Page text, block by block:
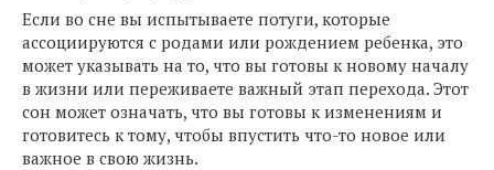
Если во сне вы испытываете потуги, которые
ассоциируются с родами или рождением ребенка, это
может указывать на то, что вы готовы к новому началу
в жизни или переживаете важный этап перехода. Этот
сон может означать, что вы готовы к изменениям и
готовитесь к тому, чтобы впустить что-то новое или
важное в свою жизнь.